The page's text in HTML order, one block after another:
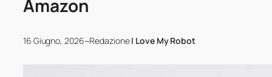
Amazon
16 Giugno, 2026–RedazioneI Love My Robot